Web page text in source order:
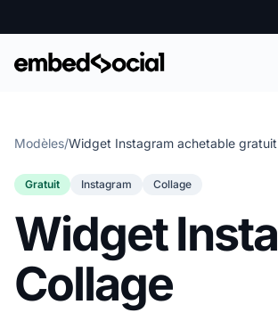
Modèles/Widget Instagram achetable
Gratuit Instagram Collage
Widget
Collage